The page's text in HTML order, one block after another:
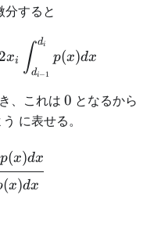
分すると
2xi ∫di−1
di
p(x)dx
、これは 0
0 となるから
に表せる。
=
(x)dx
p(x)dx